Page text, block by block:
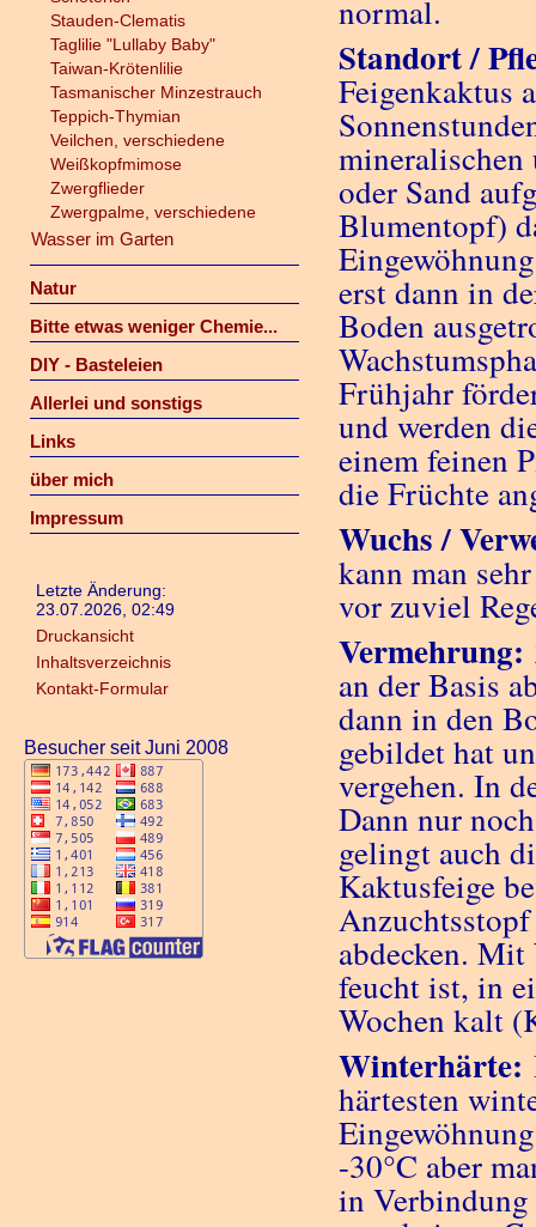
Stauden-Clematis
Taglilie "Lullaby Baby"
Taiwan-Krötenlilie
Tasmanischer Minzestrauch
Teppich-Thymian
Veilchen, verschiedene
Weißkopfmimose
Zwergflieder
Zwergpalme, verschiedene
Wasser im Garten
Natur
Bitte etwas weniger Chemie...
DIY - Basteleien
Allerlei und sonstigs
Links
über mich
Impressum
Letzte Änderung:
23.07.2026, 02:49
Druckansicht
Inhaltsverzeichnis
Kontakt-Formular
Besucher seit Juni 2008
normal.
Standort /
Feigenkaktus
oder Sand
Blumentopf)
erst dann in
Boden
Frühjahr
und werden
einem feinen
die Früchte
Wuchs /
kann man
vor zuviel
Vermehrung:
an der Basis
dann in den
gebildet hat
vergehen. In
Dann nur
gelingt auch
Kaktusfeige
abdecken. Mit
feucht ist, in
Wochen kalt
Winterhärte:
härtesten
-30°C aber
in